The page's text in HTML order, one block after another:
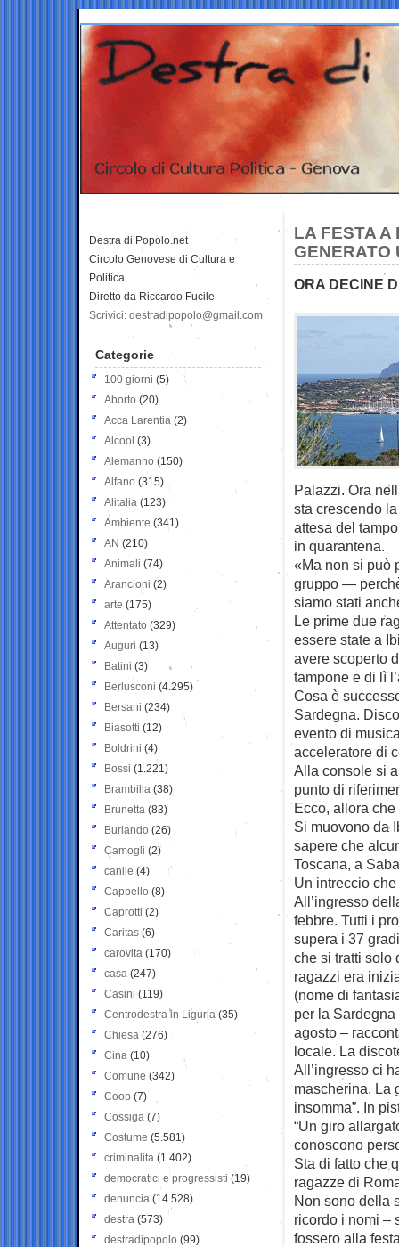
LA FESTA A
GENERATO
ORA DECINE
Palazzi. Ora
sta crescendo
attesa del
in quarantena.
«Ma non si può
gruppo —
siamo stati
Le prime due
essere state a
avere scoperto
tampone e di lì
Cosa è
Sardegna.
evento di
acceleratore di
Alla console si
punto di
Ecco, allora
Si muovono da
sapere che
Toscana, a
Un intreccio
All’ingresso
febbre. Tutti i
supera i 37
che si tratti solo
ragazzi era
(nome di
per la
agosto –
locale. La
All’ingresso ci
mascherina. La
insomma”. In
“Un giro
conoscono
Sta di fatto che
ragazze di
Non sono della
ricordo i nomi –
fossero alla
Destra di Popolo.net
Circolo Genovese di Cultura e
Politica
Diretto da Riccardo Fucile
Scrivici: destradipopolo@gmail.com
Categorie
100 giorni (5)
Aborto (20)
Acca Larentia (2)
Alcool (3)
Alemanno (150)
Alfano (315)
Alitalia (123)
Ambiente (341)
AN (210)
Animali (74)
Arancioni (2)
arte (175)
Attentato (329)
Auguri (13)
Batini (3)
Berlusconi (4.295)
Bersani (234)
Biasotti (12)
Boldrini (4)
Bossi (1.221)
Brambilla (38)
Brunetta (83)
Burlando (26)
Camogli (2)
canile (4)
Cappello (8)
Caprotti (2)
Caritas (6)
carovita (170)
casa (247)
Casini (119)
Centrodestra in Liguria (35)
Chiesa (276)
Cina (10)
Comune (342)
Coop (7)
Cossiga (7)
Costume (5.581)
criminalità (1.402)
democratici e progressisti (19)
denuncia (14.528)
destra (573)
destradipopolo (99)